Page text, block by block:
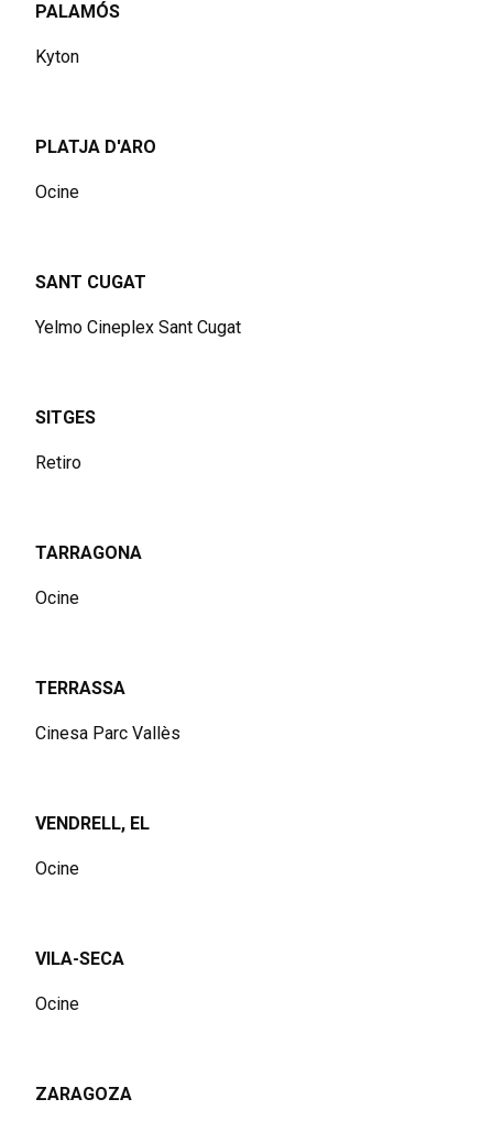
PALAMÓS
Kyton
PLATJA D'ARO
Ocine
SANT CUGAT
Yelmo Cineplex Sant Cugat
SITGES
Retiro
TARRAGONA
Ocine
TERRASSA
Cinesa Parc Vallès
VENDRELL, EL
Ocine
VILA-SECA
Ocine
ZARAGOZA